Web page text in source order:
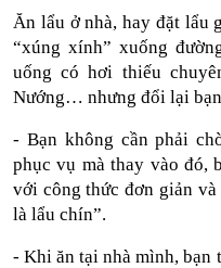
Ăn lẩu ở nhà, hay đặt lẩu
“xúng xính” xuống
uống có hơi thiếu
Nướng… nhưng đổi lại
- Bạn không cần phải
phục vụ mà thay vào đó,
với công thức đơn giản
là lẩu chín”.
- Khi ăn tại nhà mình, bạn